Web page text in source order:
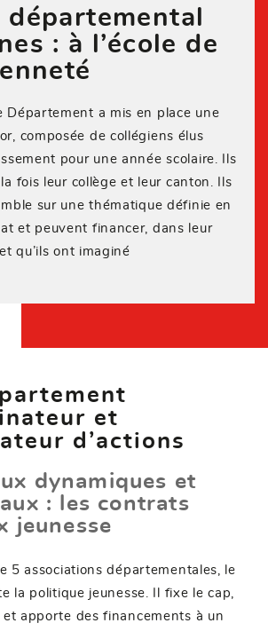
départemental
: à l’école de
Département a mis en place une
composée de collégiens élus
pour une année scolaire. Ils
fois leur collège et leur canton. Ils
sur une thématique définie en
et peuvent financer, dans leur
qu’ils ont imaginé
et
d’actions
dynamiques et
: les contrats
jeunesse
5 associations départementales, le
la politique jeunesse. Il fixe le cap,
et apporte des financements à un